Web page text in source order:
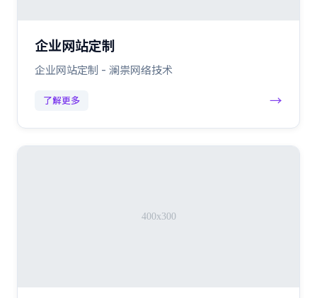
企业网站定制
企业网站定制 - 澜祟网络技术
了解更多 →